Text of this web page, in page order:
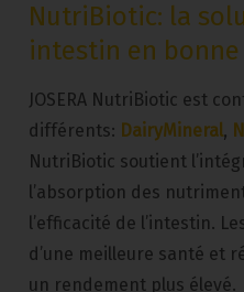
NutriBiotic: la
intestin en bonne
JOSERA NutriBiotic est
différents: DairyMineral,
NutriBiotic soutient
l’absorption des
l’efficacité de l’intestin.
d’une meilleure santé et
un rendement plus élevé.